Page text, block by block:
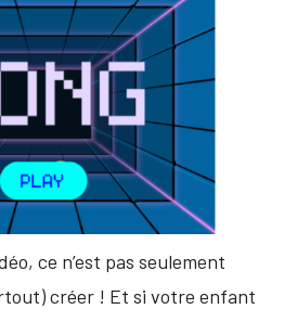
ce n’est pas seulement
créer ! Et si votre enfant